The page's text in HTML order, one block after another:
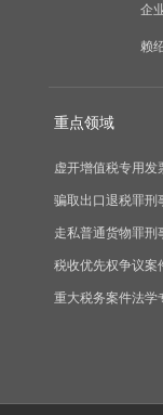
企
赖
重点领域
虚开增值税专用发
骗取出口退税罪刑
走私普通货物罪刑
税收优先权争议案
重大税务案件法学